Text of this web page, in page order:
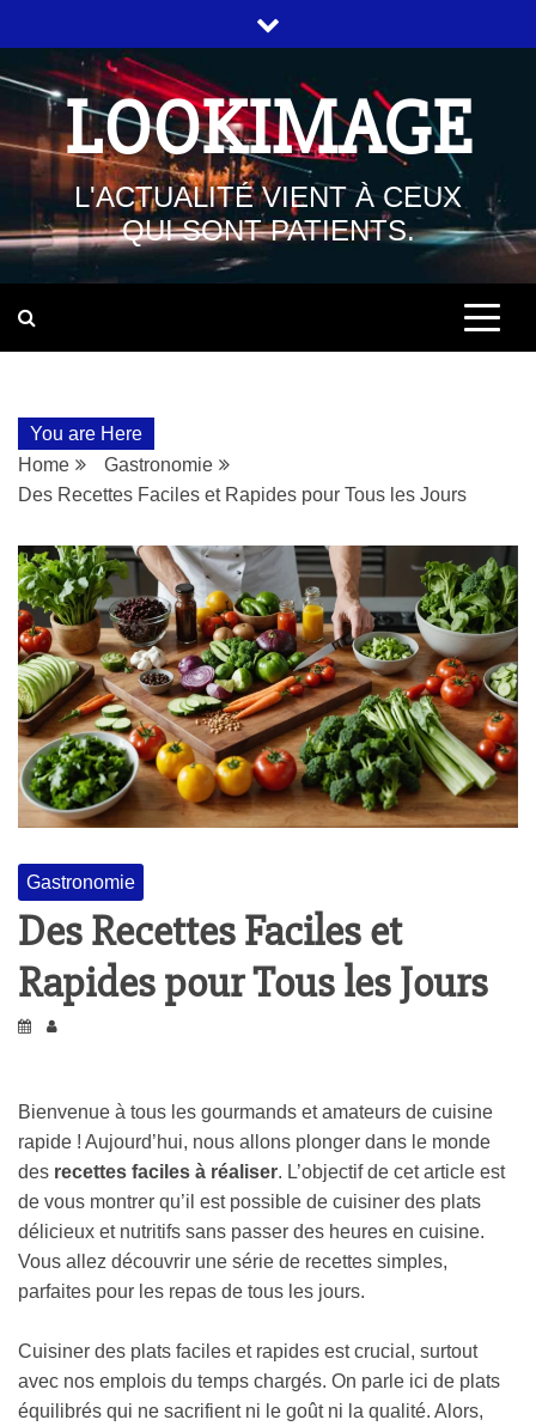
LOOKIMAGE
L'ACTUALITÉ VIENT À CEUX
QUI SONT PATIENTS.
You are Here
Home
Gastronomie
Des Recettes Faciles et Rapides pour Tous les Jours
Gastronomie
Des Recettes Faciles et
Rapides pour Tous les Jours
Bienvenue à tous les gourmands et amateurs de cuisine
rapide ! Aujourd’hui, nous allons plonger dans le monde
des recettes faciles à réaliser. L’objectif de cet article est
de vous montrer qu’il est possible de cuisiner des plats
délicieux et nutritifs sans passer des heures en cuisine.
Vous allez découvrir une série de recettes simples,
parfaites pour les repas de tous les jours.
Cuisiner des plats faciles et rapides est crucial, surtout
avec nos emplois du temps chargés. On parle ici de plats
équilibrés qui ne sacrifient ni le goût ni la qualité. Alors,